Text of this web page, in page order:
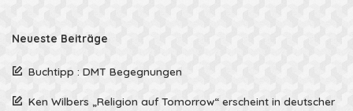
Neueste Beiträge
Buchtipp : DMT Begegnungen
Ken Wilbers „Religion auf Tomorrow“ erscheint in deutscher